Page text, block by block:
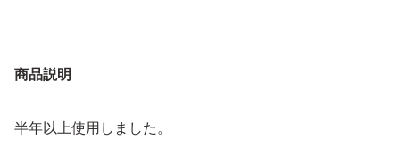
商品説明
半年以上使用しました。